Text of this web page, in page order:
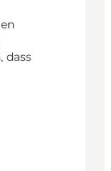
dass